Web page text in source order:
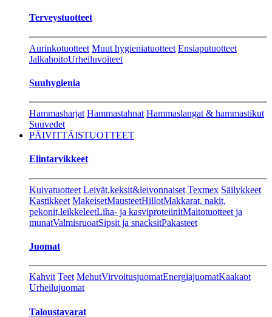
Terveystuotteet
Aurinkotuotteet Muut hygieniatuotteet Ensiaputuotteet
JalkahoitoUrheiluvoiteet
Suuhygienia
Hammasharjat Hammastahnat Hammaslangat & hammastikut
Suuvedet
PÄIVITTÄISTUOTTEET
Elintarvikkeet
Kuivatuotteet Leivät,keksit&leivonnaiset Texmex Säilykkeet
Kastikkeet MakeisetMausteetHillotMakkarat, nakit,
pekonit,leikkeleetLiha- ja kasviproteiinitMaitotuotteet ja
munatValmisruoatSipsit ja snacksitPakasteet
Juomat
Kahvit Teet MehutVirvoitusjuomatEnergiajuomatKaakaot
Urheilujuomat
Taloustavarat